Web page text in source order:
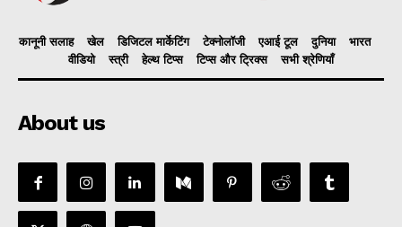
कानूनी सलाह खेल डिजिटल मार्केटिंग टेक्नोलॉजी एआई टूल दुनिया
भारत
वीडियो
स्त्री हेल्थ टिप्स टिप्स और ट्रिक्स सभी श्रेणियाँ
About us